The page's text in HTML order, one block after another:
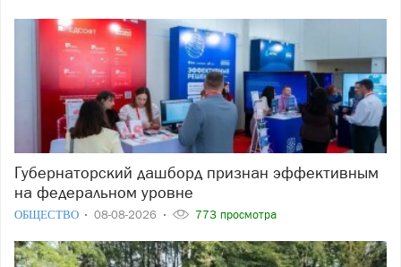
Губернаторский дашборд признан эффективным
на федеральном уровне
ОБЩЕСТВО 08-08-2026 773 просмотра